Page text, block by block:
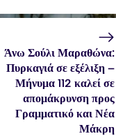
Άνω Σούλι Μαραθώνα:
Πυρκαγιά σε εξέλιξη –
Μήνυμα 112 καλεί σε
απομάκρυνση προς
Γραμματικό και Νέα
Μάκρη